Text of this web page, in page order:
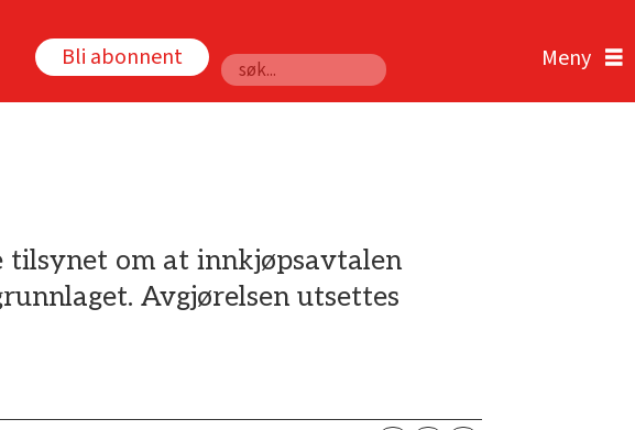
Bli abonnent
Søk
tilsynet om at innkjøpsavtalen
Avgjørelsen utsettes